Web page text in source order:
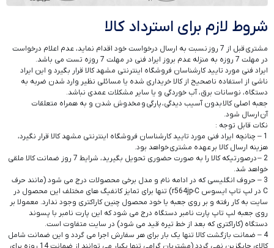
شروط لازم برای استرداد کالا
مشتری قبل از 7 روز نسبت به ارسال درخواست خود اقدام نماید، عدم اعلام درخواست
در مهلت 7 روزه به منزله عدم بروز ایراد فنی در مهلت 7 روزه تست می باشد.
ایراد فنی مورد تایید کارشناسان فروشگاه اینترنتی مشهد کالا قرار بگیرد و این ایراد
ناشی از استفاده ناصحیح از کالا خریداری شده یا مسائلی نظیر وارد شدن ضربه به
دستگاه، نوسانات برق، آب خوردگی و یا سایر مشکلات عمدی نباشد.
جعبه اصلی کالا بدون آسیب دیدگی، پارگی و مخدوش شدن و به همراه متعلقات
آن ارسال شود.
نکات قابل توجه :
1 – چنانچه ایراد فنی مورد تایید کارشناسان فروشگاه اینترنتی مشهد کالا قرار نگیرد،
هزینه ارسال کالا بر عهده مشتری خواهد بود.
2 – درصورتیکه کالا را به صورت حضوری تحویل بگیرید، شرایط 7 روز ضمانت کالا ملقی
خواهد شد.
3 – حروف انگلیسی که در ادامه نام و مدل برخی محصولات درج می شود (مانند حرف
C در لپ تاپ ایسوس r564jp-C) تنها برای تمایز کانفیگ های مختلف این محصول در
سایت به کار رفته و بر روی جعبه یا خود محصول چنین کاراکتری وجود ندارد. معمولا بر
روی جعبه لپ تاپ پارت نامبر دستگاه درج می شود که این پارت نامبر با پسوند
دستگاه (کاراکتری که بعد از خط تیره قید می شود) در سایت متفاوت است.
4 – ضمانت بازگشت کالا تنها یک بار برای هر سفارش اجرا می گردد و این ضمانت شامل
کالای جایگزین نمی گردد (مشتریان گرامی تنها یکبار می توانند از ضمانت 14 روزه برای